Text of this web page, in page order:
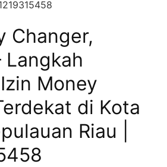
Changer,
Langkah
Money
di Kota
Riau |